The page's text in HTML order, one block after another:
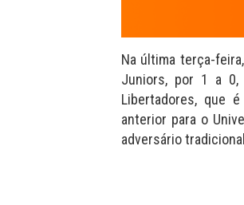
Na última terça-
Juniors, por 1 a 0,
Libertadores, que
anterior para o
adversário